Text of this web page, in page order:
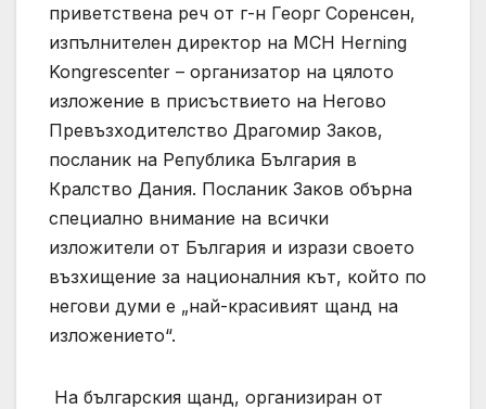
приветствена реч от г-н Георг Соренсен,
изпълнителен директор на MCH Herning
Kongrescenter – организатор на цялото
изложение в присъствието на Негово
Превъзходителство Драгомир Заков,
посланик на Република България в
Кралство Дания. Посланик Заков обърна
специално внимание на всички
изложители от България и изрази своето
възхищение за националния кът, който по
негови думи е „най-красивият щанд на
изложението“.
На българския щанд, организиран от